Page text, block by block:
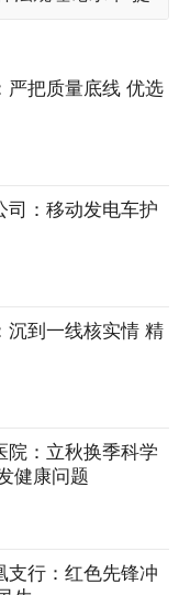
严把质量底线 优选
司：移动发电车护
沉到一线核实情 精
院：立秋换季科学
健康问题
支行：红色先锋冲